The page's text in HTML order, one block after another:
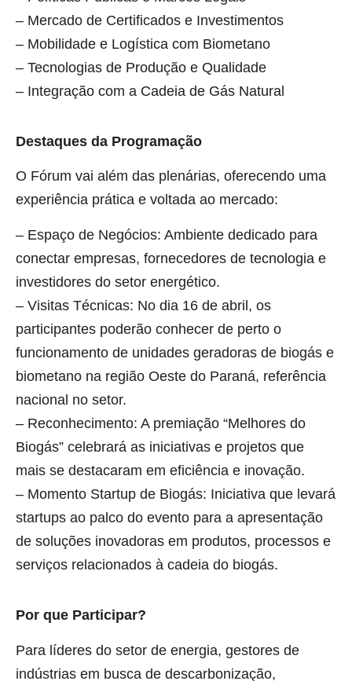
– Mercado de Certificados e Investimentos
– Mobilidade e Logística com Biometano
– Tecnologias de Produção e Qualidade
– Integração com a Cadeia de Gás Natural
Destaques da Programação
O Fórum vai além das plenárias, oferecendo uma
experiência prática e voltada ao mercado:
– Espaço de Negócios: Ambiente dedicado para
conectar empresas, fornecedores de tecnologia e
investidores do setor energético.
– Visitas Técnicas: No dia 16 de abril, os
participantes poderão conhecer de perto o
funcionamento de unidades geradoras de biogás e
biometano na região Oeste do Paraná, referência
nacional no setor.
– Reconhecimento: A premiação “Melhores do
Biogás” celebrará as iniciativas e projetos que
mais se destacaram em eficiência e inovação.
– Momento Startup de Biogás: Iniciativa que levará
startups ao palco do evento para a apresentação
de soluções inovadoras em produtos, processos e
serviços relacionados à cadeia do biogás.
Por que Participar?
Para líderes do setor de energia, gestores de
indústrias em busca de descarbonização,